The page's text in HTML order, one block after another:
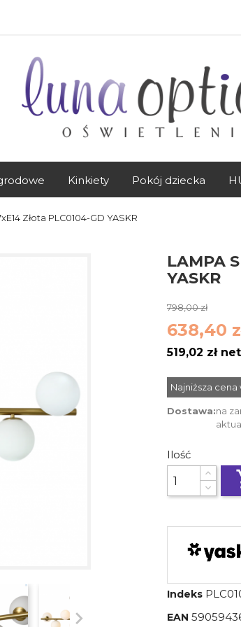
Kinkiety Pokój dziecka
Złota PLC0104-GD YASKR

LAMPA
YASKR
798,00 zł
638,40
519,02 zł
Najniższa
Dostawa:na
Ilość
Indeks
EAN